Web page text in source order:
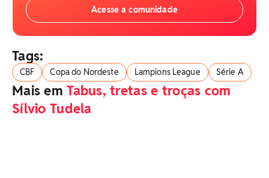
Acesse a comunidade
Tags:
CBF Copa do Nordeste Lampions League Série A
Mais emTabus, tretas e troças com
Sílvio Tudela